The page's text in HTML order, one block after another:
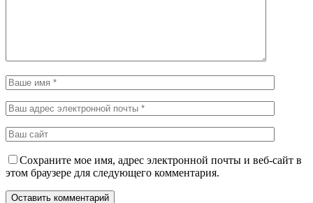
Сохраните мое имя, адрес электронной почты и веб-сайт в
этом браузере для следующего комментария.